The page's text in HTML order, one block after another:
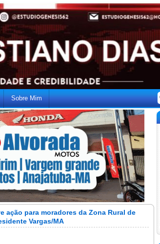
Sobre Mim
ação para moradores da Zona Rural de
Vargas/MA